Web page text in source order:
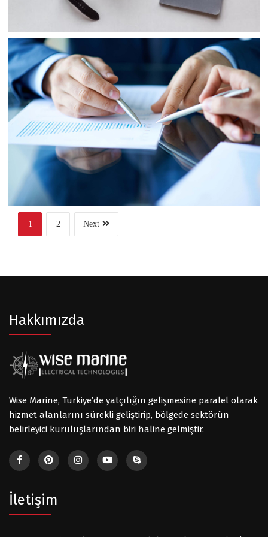
Finance
Web Design
Business
Project 6
1 2 Next
Hakkımızda
Wise Marine, Türkiye’de yatçılığın gelişmesine paralel olarak
hizmet alanlarını sürekli geliştirip, bölgede sektörün
belirleyici kuruluşlarından biri haline gelmiştir.
İletişim